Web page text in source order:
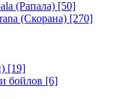
(Рапала) [50]
(Скорана) [270]
[19]
бойлов [6]